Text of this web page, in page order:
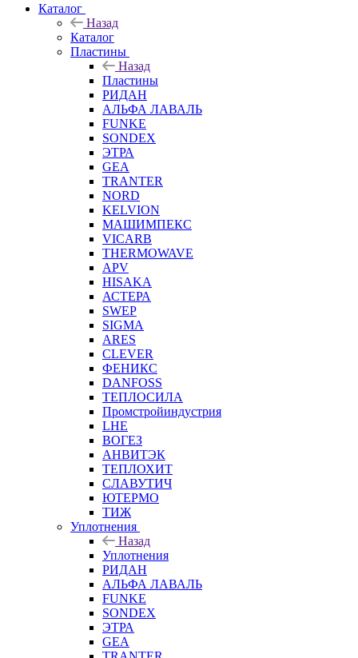
Каталог
Назад
Каталог
Пластины
Назад
Пластины
РИДАН
АЛЬФА ЛАВАЛЬ
FUNKE
SONDEX
ЭТРА
GEA
TRANTER
NORD
KELVION
МАШИМПЕКС
VICARB
THERMOWAVE
APV
HISAKA
АСТЕРА
SWEP
SIGMA
ARES
CLEVER
ФЕНИКС
DANFOSS
ТЕПЛОСИЛА
Промстройиндустрия
LHE
ВОГЕЗ
АНВИТЭК
ТЕПЛОХИТ
СЛАВУТИЧ
ЮТЕРМО
ТИЖ
Уплотнения
Назад
Уплотнения
РИДАН
АЛЬФА ЛАВАЛЬ
FUNKE
SONDEX
ЭТРА
GEA